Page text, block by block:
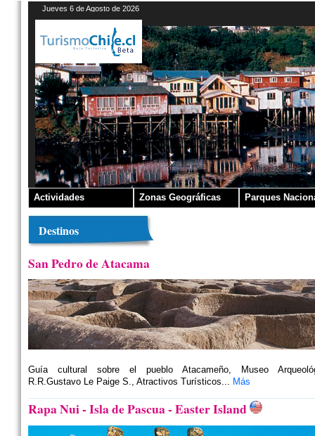
Jueves 6 de Agosto de 2026
Actividades Zonas Geográficas Parques
Destinos
San Pedro de Atacama
Guía cultural sobre el pueblo Atacameño, Museo
R.R.Gustavo Le Paige S., Atractivos Turísticos... Más
Rapa Nui - Isla de Pascua - Easter Island